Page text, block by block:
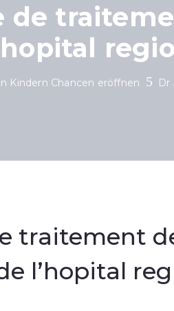
de
Kindern Chancen eröffnen Dr
traitement
l’hopital